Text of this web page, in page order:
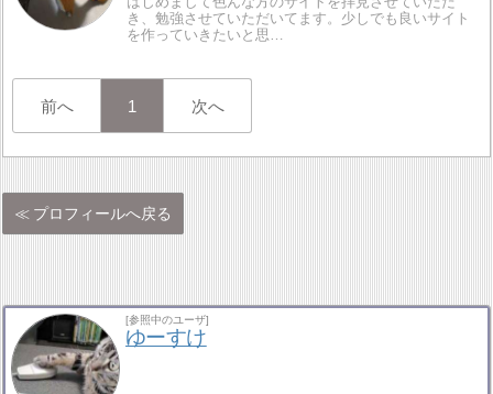
き、勉強させていただいてます。少しでも良いサイト
を作っていきたいと思…
前へ 1 次へ
プロフィールへ戻る
[参照中のユーザ]
ゆーすけ